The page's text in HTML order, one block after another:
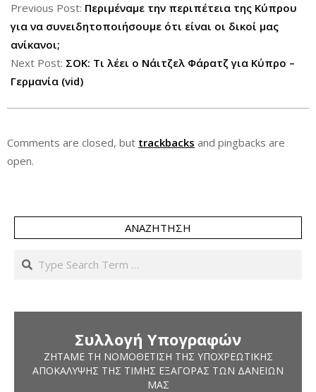
03-
24
Previous Post: Περιμέναμε την περιπέτεια της Κύπρου
για να συνειδητοποιήσουμε ότι είναι οι δικοί μας
ανίκανοι;
Next Post: ΣΟΚ: Τι λέει ο Νάιτζελ Φάρατζ για Κύπρο –
Γερμανία (vid)
Comments are closed, but trackbacks and pingbacks are
open.
ΑΝΑΖΉΤΗΣΗ
Search
Συλλογή Υπογραφών
ΖΗΤΆΜΕ ΤΗ ΝΟΜΟΘΈΤΙΣΗ ΤΗΣ ΥΠΟΧΡΕΩΤΙΚΉΣ
ΑΠΟΚΆΛΥΨΗΣ ΤΗΣ ΤΙΜΉΣ ΕΞΑΓΟΡΆΣ ΤΩΝ ΔΑΝΕΊΩΝ
ΜΑΣ